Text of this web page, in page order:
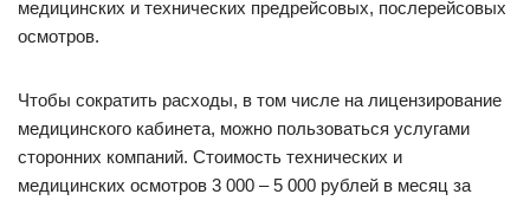
медицинских и технических предрейсовых, послерейсовых
осмотров.
Чтобы сократить расходы, в том числе на лицензирование
медицинского кабинета, можно пользоваться услугами
сторонних компаний. Стоимость технических и
медицинских осмотров 3 000 – 5 000 рублей в месяц за